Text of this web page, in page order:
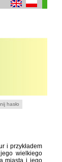
hasło
i przykładem
wielkiego
miasta i jego